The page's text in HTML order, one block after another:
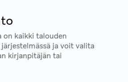
on kaikki talouden
ja voit valita
kirjanpitäjän tai